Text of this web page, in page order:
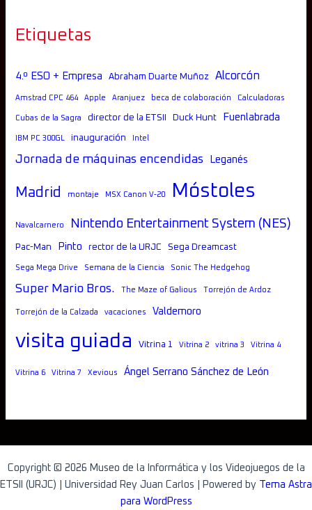
Etiquetas
4.º ESO + Empresa Abraham Duarte Muñoz Alcorcón
Amstrad CPC 464 Apple Aranjuez beca de colaboración Calculadoras
Cubas de la Sagra director de la ETSII Duck Hunt Fuenlabrada
IBM PC 300GL inauguración Intel
Jornada de máquinas encendidas Leganés
Madrid montaje MSX Canon V-20 Móstoles
Navalcarnero Nintendo Entertainment System (NES)
Pac-Man Pinto rector de la URJC Sega Dreamcast
Sega Mega Drive Semana de la Ciencia Sonic The Hedgehog
Super Mario Bros. The Maze of Galious Torrejón de Ardoz
Torrejón de la Calzada vacaciones Valdemoro
visita guiada Vitrina 1 Vitrina 2 vitrina 3 Vitrina 4
Vitrina 6 Vitrina 7 Xevious Ángel Serrano Sánchez de León
Copyright © 2026 Museo de la Informática y los Videojuegos de la
ETSII (URJC) | Universidad Rey Juan Carlos | Powered by
Tema Astra
para WordPress